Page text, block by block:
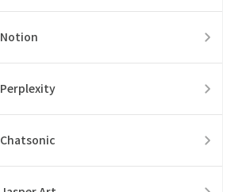
Notion
Perplexity
Chatsonic